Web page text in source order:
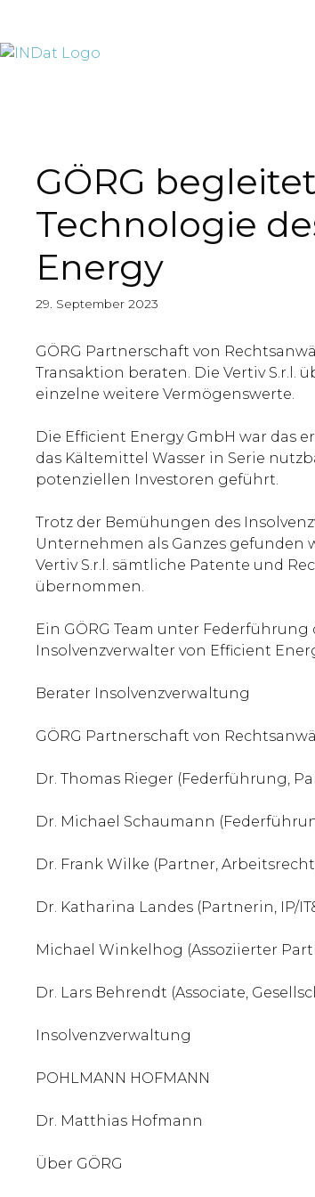
GÖRG
Technologie
Energy
29. September 2023
GÖRG Partnerschaft von
Transaktion beraten. Die Vertiv S.r.l.
einzelne weitere Vermögenswerte.
Die Efficient Energy GmbH war das
das Kältemittel Wasser in Serie
potenziellen Investoren geführt.
Trotz der Bemühungen des
Unternehmen als Ganzes gefunden
Vertiv S.r.l. sämtliche Patente und
übernommen.
Ein GÖRG Team unter
Insolvenzverwalter von Efficient
Berater Insolvenzverwaltung
GÖRG Partnerschaft von
Dr. Thomas Rieger (Federführung,
Dr. Michael Schaumann
Dr. Frank Wilke (Partner,
Dr. Katharina Landes (Partnerin, IP/
Michael Winkelhog (Assoziierter
Dr. Lars Behrendt (Associate,
Insolvenzverwaltung
POHLMANN HOFMANN
Dr. Matthias Hofmann
Über GÖRG